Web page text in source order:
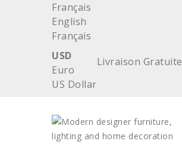
Français
English
Français
USD
Euro
US Dollar
Livraison Gratuite